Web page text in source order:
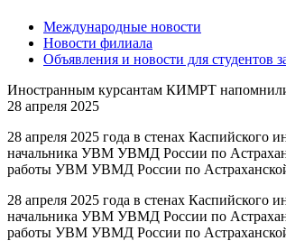
Международные новости
Новости филиала
Объявления и новости для студентов
Иностранным курсантам КИМРТ
28 апреля 2025
28 апреля 2025 года в стенах Каспийского
начальника УВМ УВМД России по
работы УВМ УВМД России по
28 апреля 2025 года в стенах Каспийского
начальника УВМ УВМД России по
работы УВМ УВМД России по